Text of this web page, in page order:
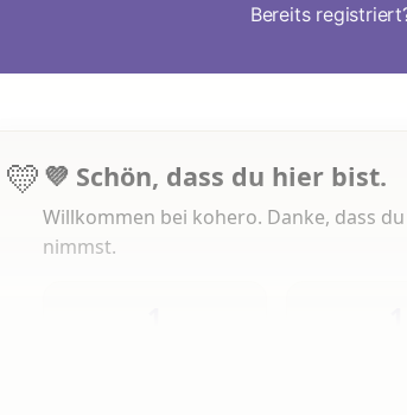
Bereits
💛 💜 Schön, dass du hier bist.
Willkommen bei kohero. Danke, dass
nimmst.